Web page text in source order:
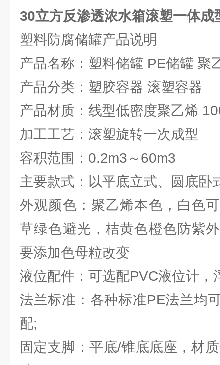
30立方反渗透浓水箱滚塑一体成
塑料防腐储罐产品说明
产品名称：塑料储罐 PE储罐 聚
产品分类：塑胶容器 滚塑容器
产品材质：线型低密度聚乙烯
加工工艺：滚塑旋转一次成型
容积范围：0.2m3～60m3
主要款式：以平底立式、圆底卧
外观颜色：聚乙烯本色，白色
草绿色避光，桔黄色橙色防紫
要添加色母粒改变
液位配件：可选配PVC液位计，
法兰标准：各种标准PE法兰均
配;
固定支脚：平底/锥底底座，材